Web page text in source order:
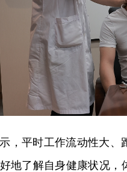
，平时工作流动性大
地了解自身健康状况